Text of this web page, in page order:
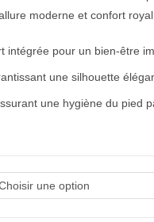
moderne et confort
intégrée pour un bien-être
une silhouette
une hygiène du pied
une option